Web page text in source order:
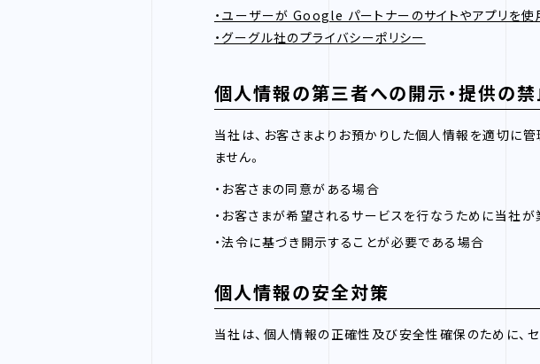
・ユーザーが Google パートナーのサイトやアプリを
・グーグル社のプライバシーポリシー
個人情報の第三者への開示・提供の禁
当社は、お客さまよりお預かりした個人情報を適切に
ません。
・お客さまの同意がある場合
・お客さまが希望されるサービスを行なうために当社
・法令に基づき開示することが必要である場合
個人情報の安全対策
当社は、個人情報の正確性及び安全性確保のために、